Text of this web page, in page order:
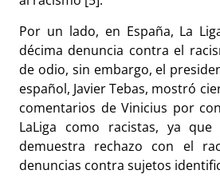
Por un lado, en España, La
décima denuncia contra el
de odio, sin embargo, el
español, Javier Tebas, mostró
comentarios de Vinicius por
LaLiga como racistas, ya que
demuestra rechazo con el
denuncias contra sujetos